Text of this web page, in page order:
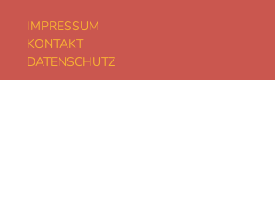
IMPRESSUM
KONTAKT
DATENSCHUTZ